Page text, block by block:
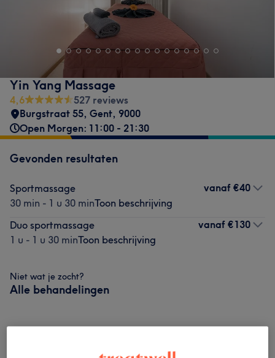
Yin Yang Massage
4,6
527 reviews
Burgstraat 55, Gent, 9000
Open Morgen: 11:00 - 21:30
Gevonden resultaten
Sportmassage
30 min - 1 u 30 minToon beschrijving
vanaf €40
Duo sportmassage
1 u - 1 u 30 minToon beschrijving
vanaf €130
Niet wat je zocht?
Alle behandelingen
Massages (8)